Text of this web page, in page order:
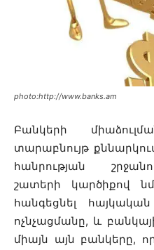
photo:http://www.banks.am
Բանկերի
տարաբնույթ
հանրության
շատերի կարծիքով
հանգեցնել
ոչնչացմանը, և
միայն այն բանկերը,